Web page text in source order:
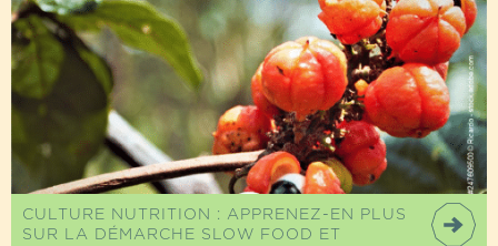
CULTURE NUTRITION : APPRENEZ-EN PLUS
SUR LA DÉMARCHE SLOW FOOD ET